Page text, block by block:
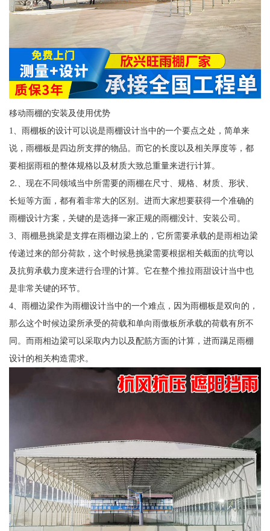
移动雨棚的安装及使用优势
1、雨棚板的设计可以说是雨棚设计当中的一个要点之处，简单来
说，雨棚板是四边所支撑的物品。而它的长度以及相关厚度等，都
要相据雨租的整体规格以及材质大致总重量来进行计算。
⒉、现在不同领域当中所需要的雨棚在尺寸、规格、材质、形状、
长短等方面，都有着非常大的区别。进而大家想要获得一个准确的
雨棚设计方案，关键的是选择一家正规的雨棚没计、安装公司。
3、雨棚悬挑梁是支撑在雨棚边梁上的，它所需要承载的是雨相边梁
传递过来的部分荷款，这个时候悬挑梁需要根据相关截面的抗弯以
及抗剪承载力度来进行合理的计算。它在整个推拉雨甜设计当中也
是非常关键的环节。
4、雨棚边梁作为雨棚设计当中的一个难点，因为雨棚板是双向的，
那么这个时候边梁所承受的荷载和单向雨傲板所承载的荷载有所不
同。而雨相边梁可以采取内力以及配筋方面的计算，进而蹒足雨棚
设计的相关构造需求。